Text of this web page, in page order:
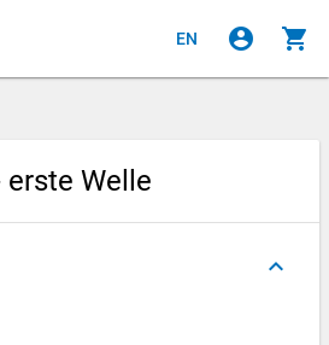
EN account_circle shopping_cart
erste Welle
keyboard_arrow_up